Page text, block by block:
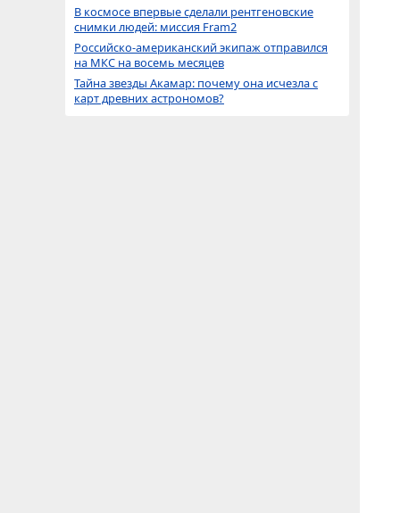
В космосе впервые сделали рентгеновские
снимки людей: миссия Fram2
Российско-американский экипаж отправился
на МКС на восемь месяцев
Тайна звезды Акамар: почему она исчезла с
карт древних астрономов?